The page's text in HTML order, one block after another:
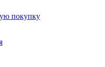
покупку